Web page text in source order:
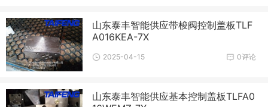
山东泰丰智能供应带梭阀控制盖板TLF
A016KEA-7X
0评论
2025-04-15
山东泰丰智能供应基本控制盖板TLFA0